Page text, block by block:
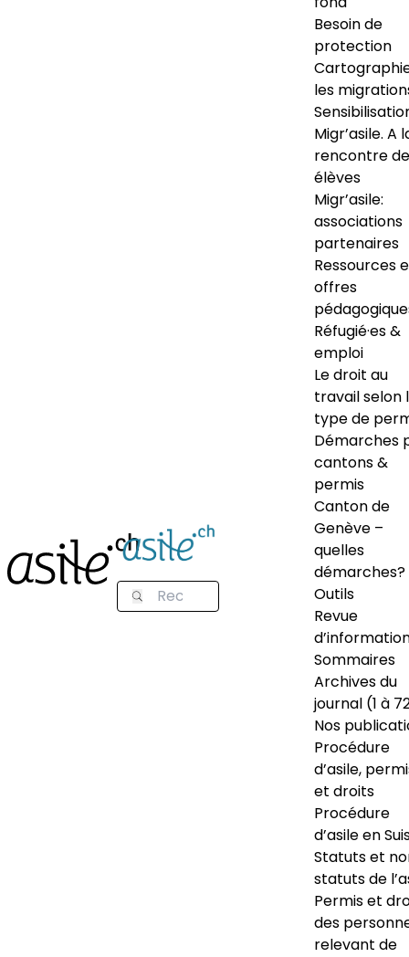
Besoin de
protection
les
Migr’asile. A
rencontre
élèves
Migr’asile:
associations
partenaires
Ressources
offres
Réfugié·es &
emploi
Le droit au
travail selon
type de
Démarches
cantons &
permis
Canton de
Genève –
quelles
démarches?
Outils
Revue
Sommaires
Archives du
journal (1 à
Nos
Procédure
d’asile,
et droits
Procédure
d’asile en
Statuts et
statuts de
Permis et
des
relevant de